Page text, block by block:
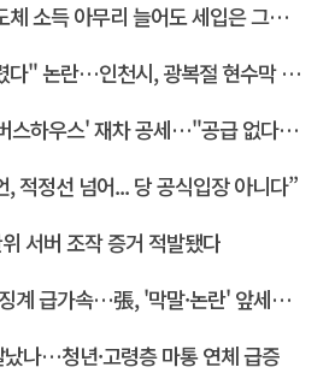
소득 아무리 늘어도 세입은 그대로"
" 논란…인천시, 광복절 현수막 철거
하우스' 재차 공세…"공급 없다는 자백"
, 적정선 넘어... 당 공식입장 아니다”
서버 조작 증거 적발됐다
급가속…張, '막말·논란' 앞세워 역공
나…청년·고령층 마통 연체 급증